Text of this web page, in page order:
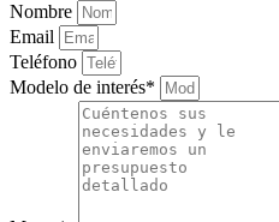
Nombre
Email
Teléfono
Modelo de interés*